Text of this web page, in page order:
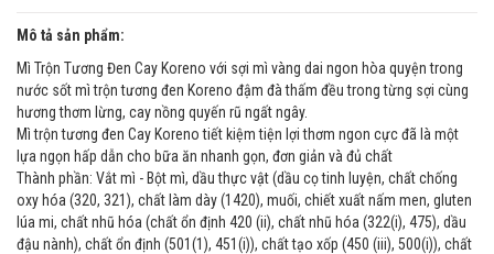
Mô tả sản phẩm:
Mì Trộn Tương Đen Cay Koreno với sợi mì vàng dai ngon hòa quyện trong
nước sốt mì trộn tương đen Koreno đậm đà thấm đều trong từng sợi cùng
hương thơm lừng, cay nồng quyến rũ ngất ngây.
Mì trộn tương đen Cay Koreno tiết kiệm tiện lợi thơm ngon cực đã là một
lựa ngọn hấp dẫn cho bữa ăn nhanh gọn, đơn giản và đủ chất
Thành phần: Vắt mì - Bột mì, dầu thực vật (dầu cọ tinh luyện, chất chống
oxy hóa (320, 321), chất làm dày (1420), muối, chiết xuất nấm men, gluten
lúa mi, chất nhũ hóa (chất ổn định 420 (ii), chất nhũ hóa (322(i), 475), dầu
đậu nành), chất ổn định (501(1), 451(i)), chất tạo xốp (450 (iii), 500(i)), chất